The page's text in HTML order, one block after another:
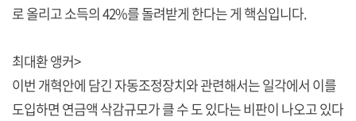
로 올리고 소득의 42%를 돌려받게 한다는 게 핵심입니다.
최대환 앵커>
이번 개혁안에 담긴 자동조정장치와 관련해서는 일각에서 이를
도입하면 연금액 삭감규모가 클 수 도 있다는 비판이 나오고 있다